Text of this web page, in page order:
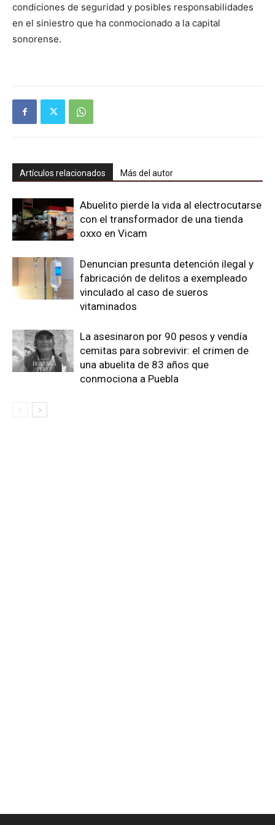
condiciones de seguridad y posibles responsabilidades
en el siniestro que ha conmocionado a la capital
sonorense.
Artículos relacionados Más del autor
Abuelito pierde la vida al electrocutarse
con el transformador de una tienda
oxxo en Vicam
Denuncian presunta detención ilegal y
fabricación de delitos a exempleado
vinculado al caso de sueros
vitaminados
La asesinaron por 90 pesos y vendía
cemitas para sobrevivir: el crimen de
una abuelita de 83 años que
conmociona a Puebla